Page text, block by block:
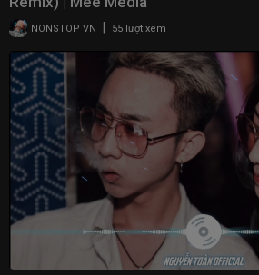
NONSTOP VN 55 lượt xem